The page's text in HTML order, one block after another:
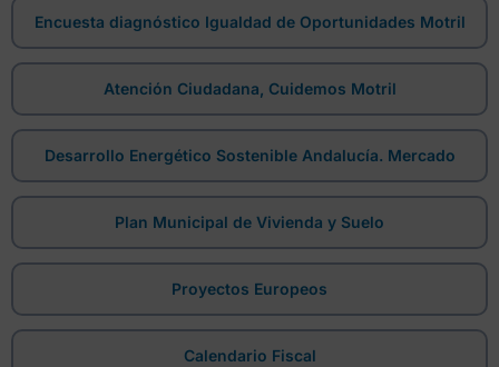
Encuesta diagnóstico Igualdad de Oportunidades Motril
Atención Ciudadana, Cuidemos Motril
Desarrollo Energético Sostenible Andalucía. Mercado
Plan Municipal de Vivienda y Suelo
Proyectos Europeos
Calendario Fiscal